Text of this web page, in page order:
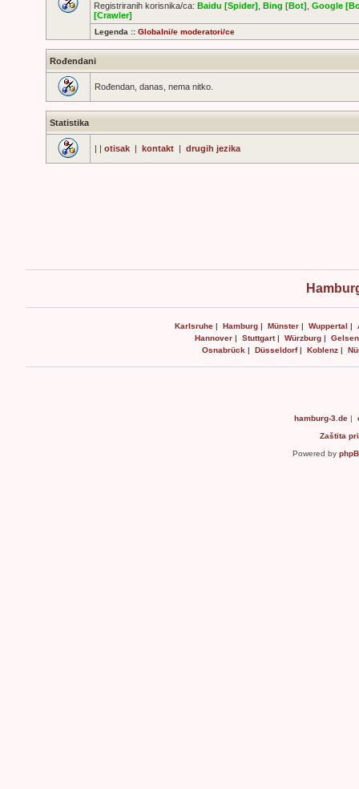
Registriranih korisnika/ca: Baidu [Spider] Bing [Bot] Google
[Crawler]
Legenda :: Globalni/e moderatori/ce
Rođendani
Rođendan, danas, nema nitko.
Statistika
| | otisak | kontakt | drugih jezika
Karlsruhe | Hamburg | Münster | Wuppertal |
Hannover| Stuttgart| Würzburg|
Osnabrück | Düsseldorf| Koblenz|
hamburg-3.de|
Zaštita
Powered by